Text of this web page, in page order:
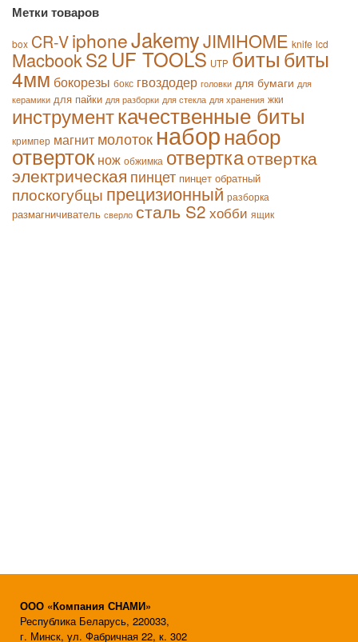
Метки товаров
box CR-ViphoneJakemyJIMIHOME knife lcd
MacbookS2 UF TOOLS UTP битыбиты
4мм бокорезы бокс гвоздодер головки для бумаги для
керамики для пайки для разборки для стекла для хранения жки
инструменткачественные биты
кримпер магнит молотокнаборнабор
отверток нож обжимка отверткаотвертка
электрическая пинцет пинцет обратный
плоскогубцы прецизионный разборка
размагничиватель сверло сталь S2 хобби ящик
ООО «Компания СНАМИ»
Республика Беларусь, 220033,
г. Минск, ул. Фабричная 22, к. 302